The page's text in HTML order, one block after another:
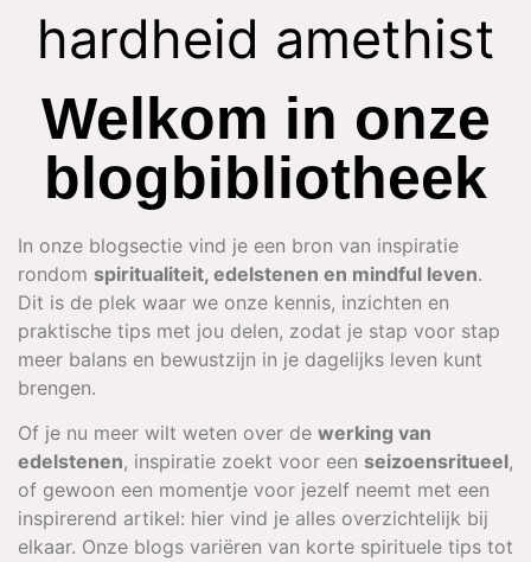
hardheid amethist
Welkom in onze
blogbibliotheek
In onze blogsectie vind je een bron van inspiratie
rondom spiritualiteit, edelstenen en mindful leven.
Dit is de plek waar we onze kennis, inzichten en
praktische tips met jou delen, zodat je stap voor stap
meer balans en bewustzijn in je dagelijks leven kunt
brengen.
Of je nu meer wilt weten over de werking van
edelstenen, inspiratie zoekt voor een seizoensritueel,
of gewoon een momentje voor jezelf neemt met een
inspirerend artikel: hier vind je alles overzichtelijk bij
elkaar. Onze blogs variëren van korte spirituele tips tot